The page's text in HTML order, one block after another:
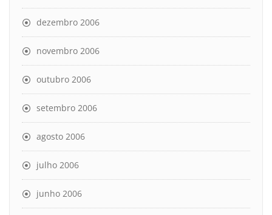
dezembro 2006
novembro 2006
outubro 2006
setembro 2006
agosto 2006
julho 2006
junho 2006